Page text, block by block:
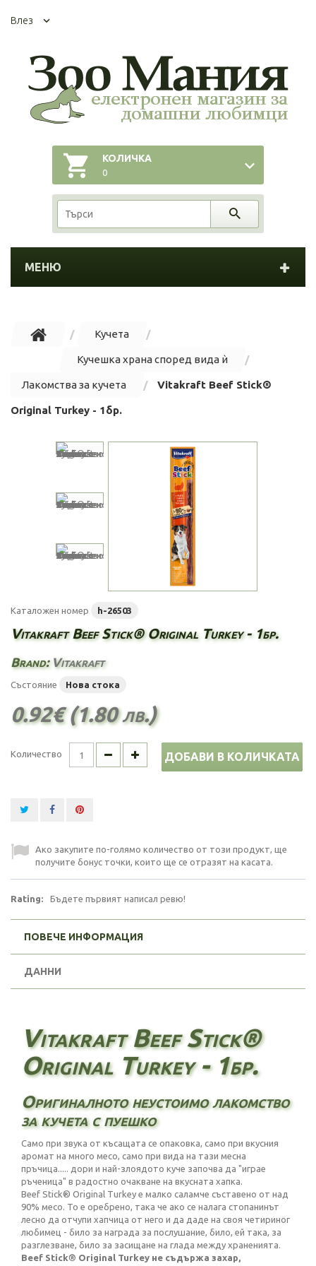
Влез
КОЛИЧКА
0
МЕНЮ
Кучета
Кучешка храна според вида ѝ
Лакомства за кучета Vitakraft Beef Stick®
Original Turkey - 1бр.
Каталожен номер h-26503
Vitakraft Beef Stick® Original Turkey - 1бр.
Brand: Vitakraft
Състояние Нова стока
0.92€ (1.80 лв.)
Количество ДОБАВИ В КОЛИЧКАТА
Ако закупите по-голямо количество от този продукт, ще
получите бонус точки, които ще се отразят на касата.
Rating: Бъдете първият написал ревю!
ПОВЕЧЕ ИНФОРМАЦИЯ
ДАННИ
Vitakraft Beef Stick®
Original Turkey - 1бр.
Оригиналното неустоимо лакомство
за кучета с пуешко
Само при звука от късащата се опаковка, само при вкусния
аромат на много месо, само при вида на тази месна
пръчица..... дори и най-злоядото куче започва да "играе
ръченица" в радостно очакване на вкусната хапка.
Beef Stick® Original Turkey е малко саламче съставено от над
90% месо. То е оребрено, така че ако се налага стопанинът
лесно да отчупи хапчица от него и да даде на своя четириног
любимец - било за награда за послушание, било, ей така, за
разглезване, било за засищане на глада между храненията.
Beef Stick® Original Turkey не съдържа захар,